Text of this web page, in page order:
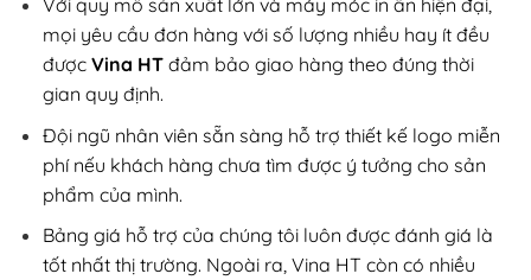
Với quy mô sản xuất lớn và máy móc in ấn hiện đại,
mọi yêu cầu đơn hàng với số lượng nhiều hay ít đều
được Vina HT đảm bảo giao hàng theo đúng thời
gian quy định.
Đội ngũ nhân viên sẵn sàng hỗ trợ thiết kế logo miễn
phí nếu khách hàng chưa tìm được ý tưởng cho sản
phẩm của mình.
Bảng giá hỗ trợ của chúng tôi luôn được đánh giá là
tốt nhất thị trường. Ngoài ra, Vina HT còn có nhiều